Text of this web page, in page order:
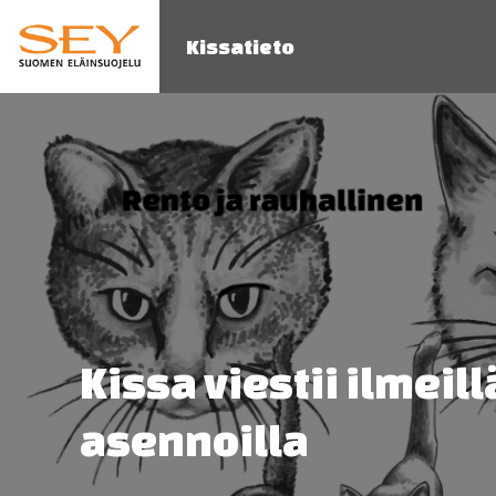
Kissatieto
Kissa viestii
asennoilla